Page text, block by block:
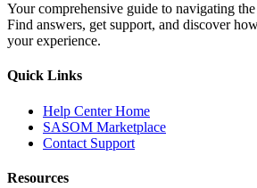
Your comprehensive guide to navigating
Find answers, get support, and discover
your experience.
Quick Links
Help Center Home
SASOM Marketplace
Contact Support
Resources